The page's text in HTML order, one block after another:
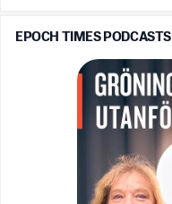
EPOCH TIMES PODCASTS